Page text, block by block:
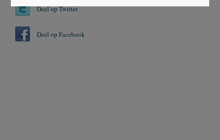
Deel op Twitter
Deel op Facebook